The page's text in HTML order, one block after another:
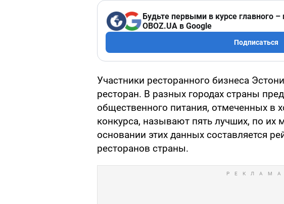
Будьте первыми в курсе главного
OBOZ.UA в Google
Подписаться
Участники ресторанного бизнеса
ресторан. В разных городах страны
общественного питания, отмеченных в
конкурса, называют пять лучших, по их
основании этих данных составляется
ресторанов страны.